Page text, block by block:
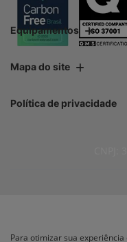
Equipamentos
Mapa do site
Política de privacidade
No trânsito,
Para otimizar sua